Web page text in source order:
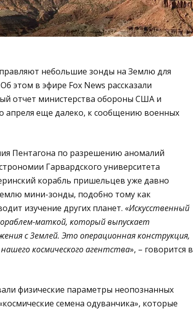
небольшие зонды на Землю для
этом в эфире Fox News рассказали
отчет министерства обороны США и
апреля еще далеко, к сообщению военных
Пентагона по разрешению аномалий
Гарвардского университета
корабль пришельцев уже давно
мини-зонды, подобно тому как
изучение других планет. «Искусственный
маткой, который выпускает
с Землей. Это операционная конструкция,
космического агентства», – говорится в
физические параметры неопознанных
семена одуванчика», которые